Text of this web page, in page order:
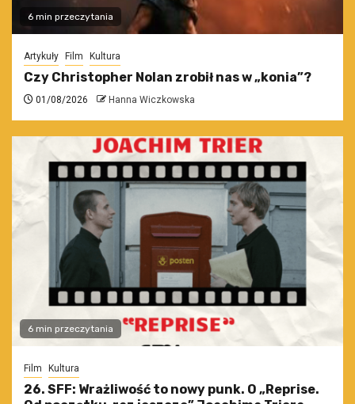
6 min przeczytania
Artykuły Film Kultura
Czy Christopher Nolan zrobił nas w „konia”?
01/08/2026 Hanna Wiczkowska
6 min przeczytania
Film Kultura
26. SFF: Wrażliwość to nowy punk. O „Reprise.